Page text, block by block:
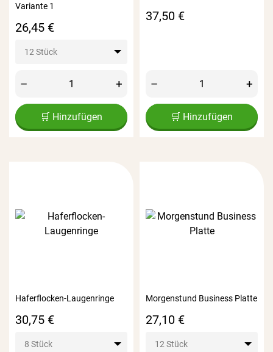
Variante 1
Preis
26,45 €
12 Stück
– +
🛒 Hinzufügen
Preis
37,50 €
– +
🛒 Hinzufügen
Haferflocken-Laugenringe
Preis
30,75 €
8 Stück
Morgenstund Business Platte
Preis
27,10 €
12 Stück